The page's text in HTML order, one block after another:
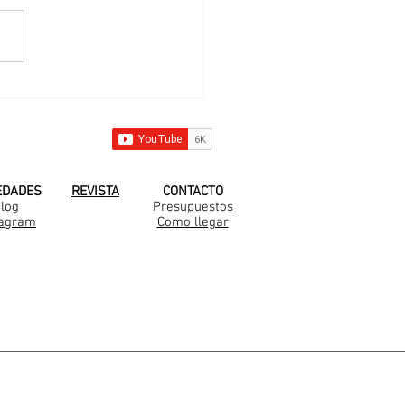
REVISTA
CONTACTO
Presupuestos
Como llegar